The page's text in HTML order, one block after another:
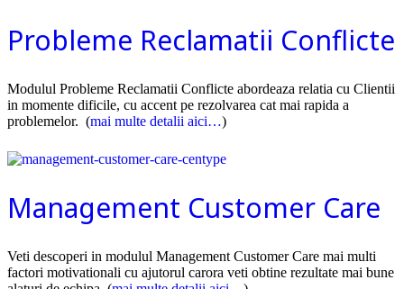
Probleme Reclamatii Conflicte
Modulul Probleme Reclamatii Conflicte abordeaza relatia cu Clientii
in momente dificile, cu accent pe rezolvarea cat mai rapida a
problemelor. (mai multe detalii aici…)
Management Customer Care
Veti descoperi in modulul Management Customer Care mai multi
factori motivationali cu ajutorul carora veti obtine rezultate mai bune